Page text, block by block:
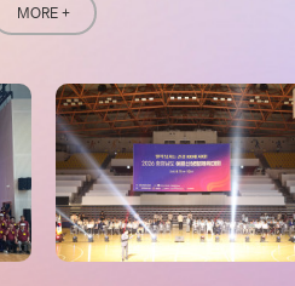
MORE +